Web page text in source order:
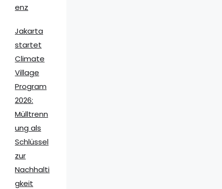
enz
Jakarta
startet
Climate
Village
Program
2026:
Mülltrenn
ung als
Schlüssel
zur
Nachhalti
gkeit